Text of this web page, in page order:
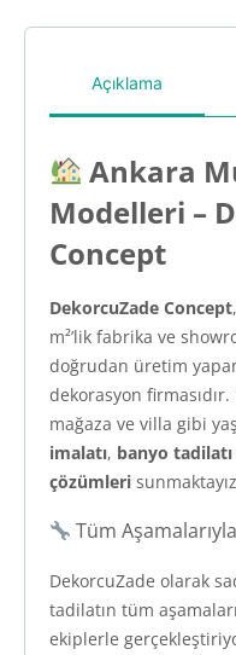
Açıklama
Ankara
Modelleri –
Concept
DekorcuZade Concept
m²’lik fabrika ve
doğrudan üretim
dekorasyon
mağaza ve villa gibi
imalatı, banyo tadilatı
çözümleri
Tüm
DekorcuZade olarak
tadilatın tüm
ekiplerle